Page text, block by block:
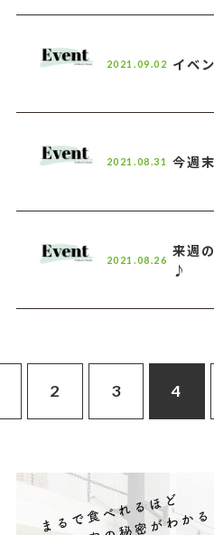
2021.09.02 イベ
2021.08.31 今週
2021.08.26
来週
♪
2 3 4